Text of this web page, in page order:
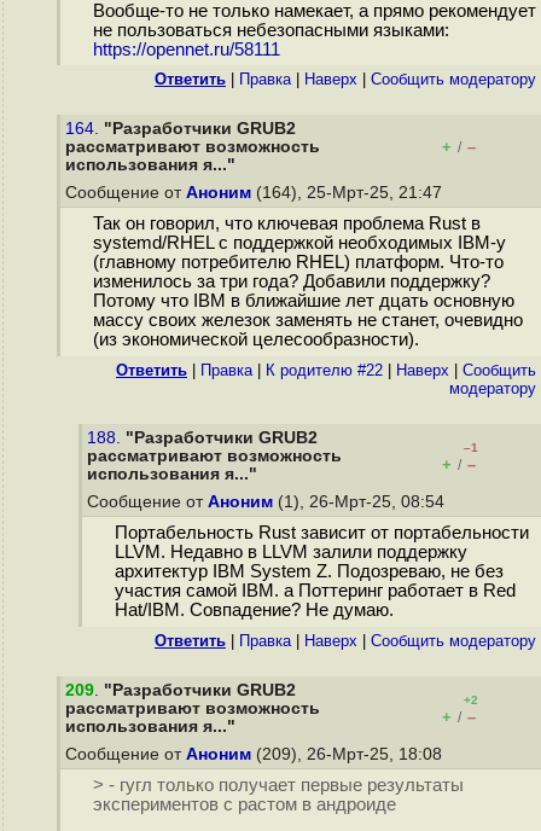
Вообще-то не только намекает, а прямо рекомендует
не пользоваться небезопасными языками:
https://opennet.ru/58111
Ответить Правка| Наверх Cообщить модератору
164. "Разработчики GRUB2
рассматривают возможность
использования я..."
+ / –
Сообщение от Аноним (164), 25-Мрт-25, 21:47
Так он говорил, что ключевая проблема Rust в
systemd/RHEL с поддержкой необходимых IBM-у
(главному потребителю RHEL) платформ. Что-то
изменилось за три года? Добавили поддержку?
Потому что IBM в ближайшие лет дцать основную
массу своих железок заменять не станет, очевидно
(из экономической целесообразности).
Ответить Правка| К родителю #22 Наверх
Cообщить
модератору
188. "Разработчики GRUB2
рассматривают возможность
использования я..."
–1
+ / –
Сообщение от Аноним (1), 26-Мрт-25, 08:54
Портабельность Rust зависит от портабельности
LLVM. Недавно в LLVM залили поддержку
архитектур IBM System Z. Подозреваю, не без
участия самой IBM. а Поттеринг работает в Red
Hat/IBM. Совпадение? Не думаю.
Ответить Правка| Наверх Cообщить модератору
209. "Разработчики GRUB2
рассматривают возможность
использования я..."
+2
+ / –
Сообщение от Аноним (209), 26-Мрт-25, 18:08
> - гугл только получает первые результаты
экспериментов с растом в андроиде